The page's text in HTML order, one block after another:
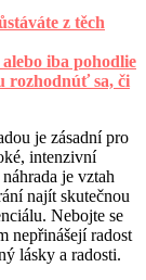
z těch
iba pohodlie
rozhodnúť sa, či
je zásadní pro
intenzivní
je vztah
najít skutečnou
Nebojte se
nepřinášejí radost
lásky a radosti.